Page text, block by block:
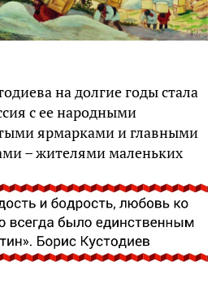
на долгие годы стала
с ее народными
ярмарками и главными
– жителями маленьких